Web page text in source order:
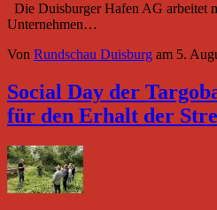
Die Duisburger Hafen AG arbeitet
Unternehmen…
Von Rundschau Duisburg am 5.
Social Day der
für den Erhalt der